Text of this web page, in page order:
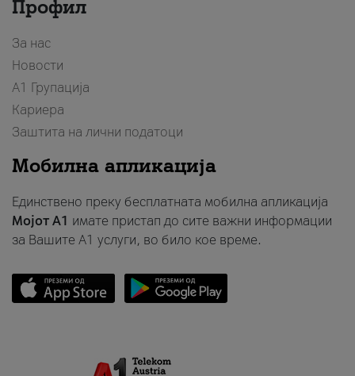
Профил
За нас
Новости
А1 Групација
Кариера
Заштита на лични податоци
Мобилна апликација
Единствено преку бесплатната мобилна апликација
Мојот A1 имате пристап до сите важни информации
за Вашите A1 услуги, во било кое време.